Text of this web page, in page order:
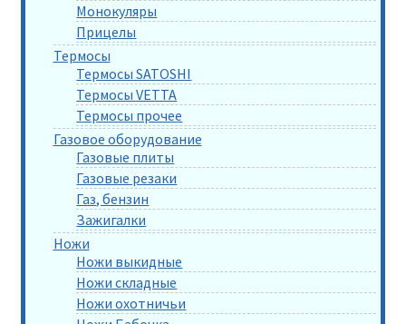
Монокуляры
Прицелы
Термосы
Термосы SATOSHI
Термосы VETTA
Термосы прочее
Газовое оборудование
Газовые плиты
Газовые резаки
Газ, бензин
Зажигалки
Ножи
Ножи выкидные
Ножи складные
Ножи охотничьи